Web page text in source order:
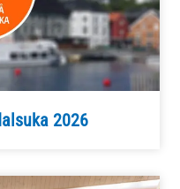
2026